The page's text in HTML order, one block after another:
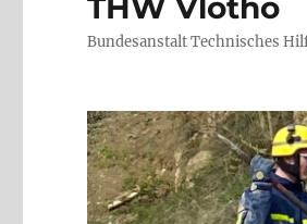
THW Vlotho
Bundesanstalt Technisches